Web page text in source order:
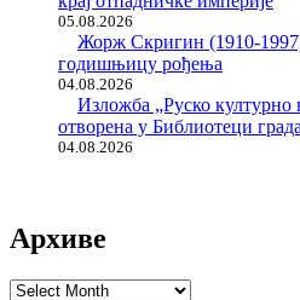
05.08.2026
Жорж Скригин (1910-
годишњицу рођења
04.08.2026
Изложба „Руско културно
отворена у Библиотеци града
04.08.2026
Архиве
Архиве